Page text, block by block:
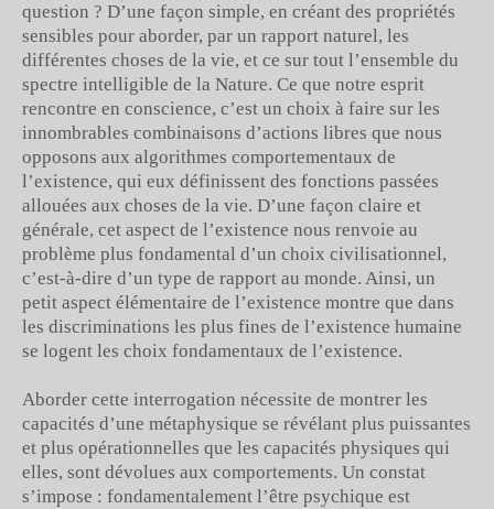
question ? D’une façon simple, en créant des propriétés
sensibles pour aborder, par un rapport naturel, les
différentes choses de la vie, et ce sur tout l’ensemble du
spectre intelligible de la Nature. Ce que notre esprit
rencontre en conscience, c’est un choix à faire sur les
innombrables combinaisons d’actions libres que nous
opposons aux algorithmes comportementaux de
l’existence, qui eux définissent des fonctions passées
allouées aux choses de la vie. D’une façon claire et
générale, cet aspect de l’existence nous renvoie au
problème plus fondamental d’un choix civilisationnel,
c’est-à-dire d’un type de rapport au monde. Ainsi, un
petit aspect élémentaire de l’existence montre que dans
les discriminations les plus fines de l’existence humaine
se logent les choix fondamentaux de l’existence.
Aborder cette interrogation nécessite de montrer les
capacités d’une métaphysique se révélant plus puissantes
et plus opérationnelles que les capacités physiques qui
elles, sont dévolues aux comportements. Un constat
s’impose : fondamentalement l’être psychique est